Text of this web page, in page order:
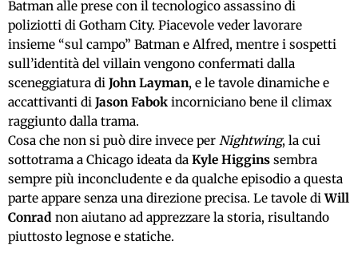
Batman alle prese con il tecnologico assassino di
poliziotti di Gotham City. Piacevole veder lavorare
insieme “sul campo” Batman e Alfred, mentre i sospetti
sull’identità del villain vengono confermati dalla
sceneggiatura di John Layman, e le tavole dinamiche e
accattivanti di Jason Fabok incorniciano bene il climax
raggiunto dalla trama.
Cosa che non si può dire invece per Nightwing, la cui
sottotrama a Chicago ideata da Kyle Higgins sembra
sempre più inconcludente e da qualche episodio a questa
parte appare senza una direzione precisa. Le tavole diWill
Conrad non aiutano ad apprezzare la storia, risultando
piuttosto legnose e statiche.